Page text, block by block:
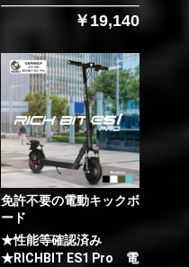
￥19,140
免許不要の電動キックボ
ード
★性能等確認済み
★RICHBIT ES1 Pro 電